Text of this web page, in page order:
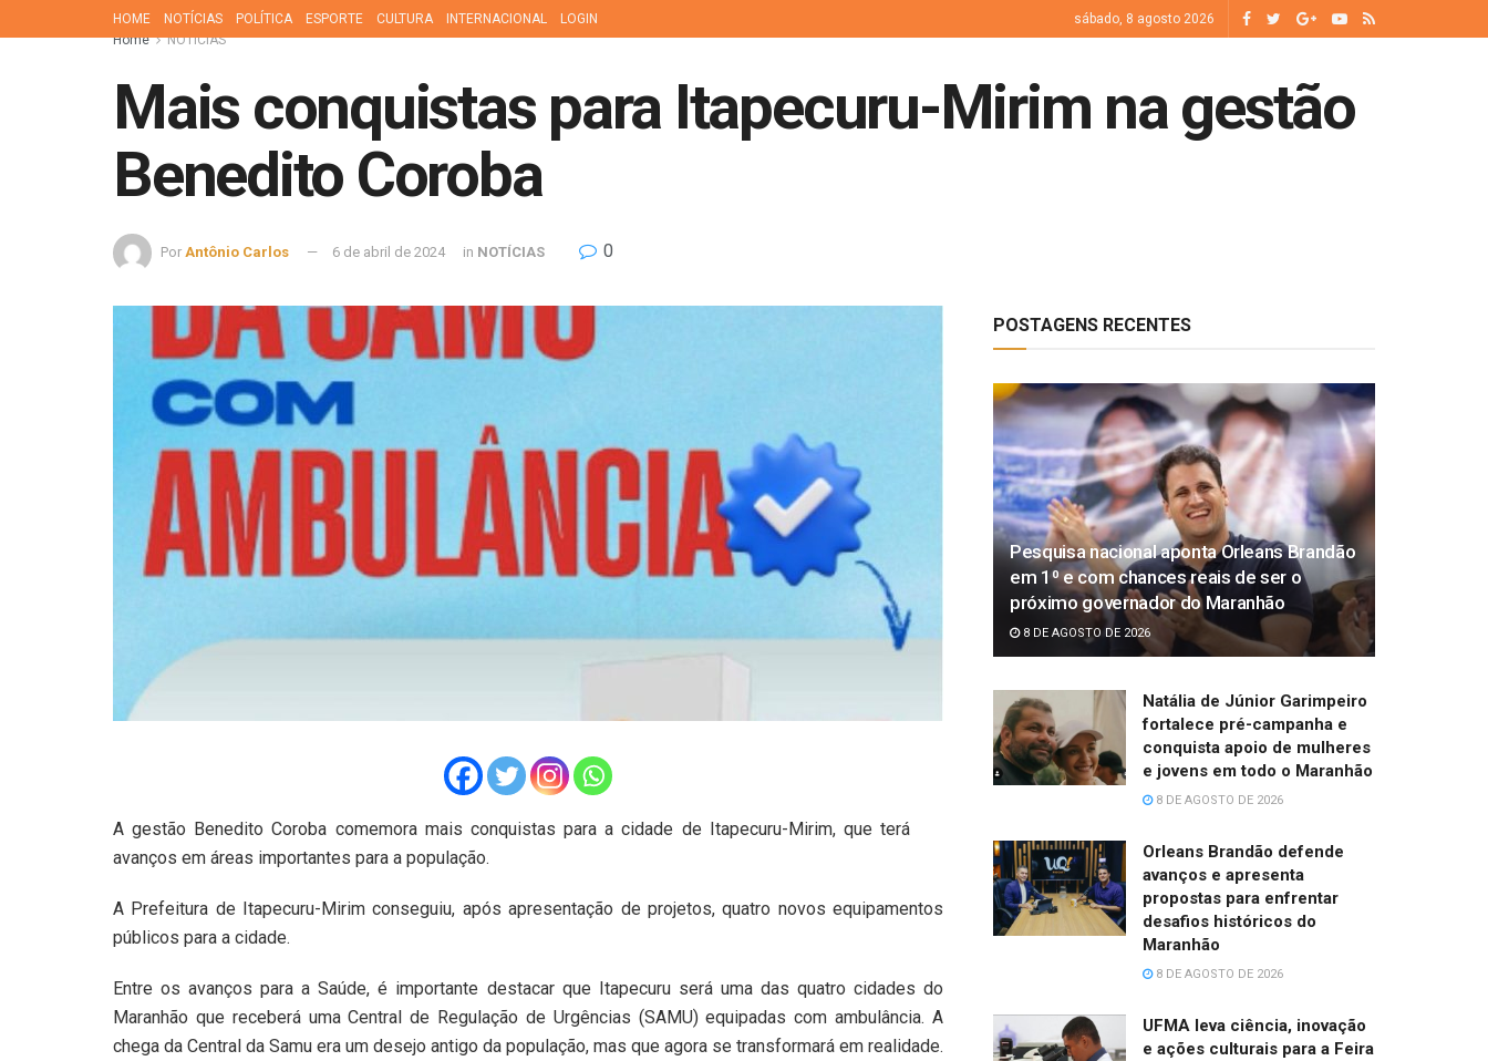
HOME NOTÍCIAS POLÍTICA ESPORTE CULTURA INTERNACIONAL LOGIN
sábado, 8 agosto 2026
Home
NOTÍCIAS
Mais conquistas para Itapecuru-Mirim na gestão
Benedito Coroba
Por Antônio Carlos 6 de abril de 2024 in NOTÍCIAS 0
A gestão Benedito Coroba comemora mais conquistas para a cidade de Itapecuru-Mirim, que terá
avanços em áreas importantes para a população.
A Prefeitura de Itapecuru-Mirim conseguiu, após apresentação de projetos, quatro novos equipamentos
públicos para a cidade.
Entre os avanços para a Saúde, é importante destacar que Itapecuru será uma das quatro cidades do
Maranhão que receberá uma Central de Regulação de Urgências (SAMU) equipadas com ambulância. A
chega da Central da Samu era um desejo antigo da população, mas que agora se transformará em realidade.
POSTAGENS RECENTES
Pesquisa nacional aponta Orleans Brandão
em 1⁰ e com chances reais de ser o
próximo governador do Maranhão
8 DE AGOSTO DE 2026
Natália de Júnior Garimpeiro
fortalece pré-campanha e
conquista apoio de mulheres
e jovens em todo o Maranhão
8 DE AGOSTO DE 2026
Orleans Brandão defende
avanços e apresenta
propostas para enfrentar
desafios históricos do
Maranhão
8 DE AGOSTO DE 2026
UFMA leva ciência, inovação
e ações culturais para a Feira